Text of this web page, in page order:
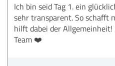
Ich bin seid Tag 1. ein
sehr transparent. So schafft
hilft dabei der Allgemeinheit!
Team ❤️